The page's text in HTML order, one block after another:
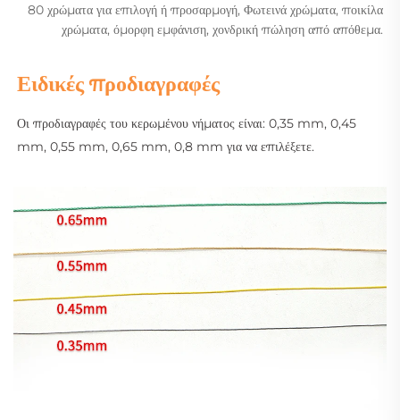
80 χρώματα για επιλογή ή προσαρμογή, Φωτεινά χρώματα, ποικίλα
χρώματα, όμορφη εμφάνιση, χονδρική πώληση από απόθεμα.
Ειδικές προδιαγραφές
Οι προδιαγραφές του κερωμένου νήματος είναι: 0,35 mm, 0,45
mm, 0,55 mm, 0,65 mm, 0,8 mm για να επιλέξετε.